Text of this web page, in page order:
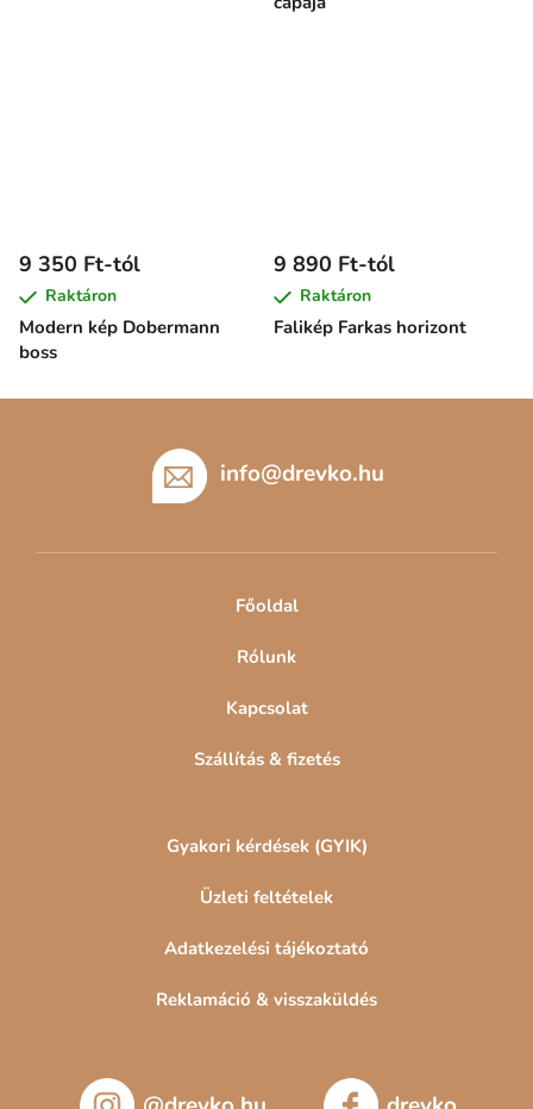
Modern kép Dobermann
boss
9 350 Ft-tól
Raktáron
Falikép Farkas horizont
9 890 Ft-tól
Raktáron
info@drevko.hu
Főoldal
Rólunk
Kapcsolat
Szállítás & fizetés
Gyakori kérdések (GYIK)
Üzleti feltételek
Adatkezelési tájékoztató
Reklamáció & visszaküldés